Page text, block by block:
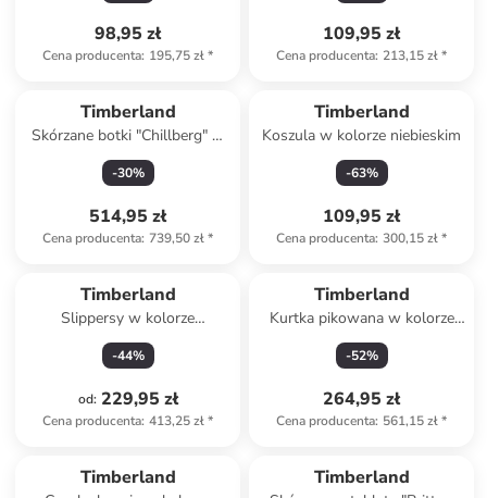
98,95 zł
Cena producenta: 195,75 zł*
109,95 zł
Cena producenta: 213,15 zł*
Timberland
Skórzane botki "Chillberg" w
kolorze brązowym
-30%
514,95 zł
Cena producenta: 739,50 zł*
Timberland
Koszula w kolorze niebieskim
-63%
109,95 zł
Cena producenta: 300,15 zł*
Timberland
Slippersy w kolorze
granatowym
-44%
od: 229,95 zł
Cena producenta: 413,25 zł*
Timberland
Kurtka pikowana w kolorze
czarno-żółtym
-52%
264,95 zł
Cena producenta: 561,15 zł*
Timberland Timberland